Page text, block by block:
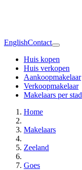
EnglishContact
Huis kopen
Huis verkopen
Aankoopmakelaar
Verkoopmakelaar
Makelaars per stad
Home
Makelaars
Zeeland
Goes